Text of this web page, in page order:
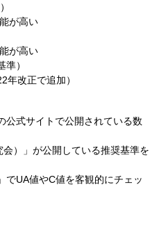
が高い
が高い
）
改正で追加）
公式サイトで公開されている数
会）」が公開している推奨基準を
でUA値やC値を客観的にチェッ